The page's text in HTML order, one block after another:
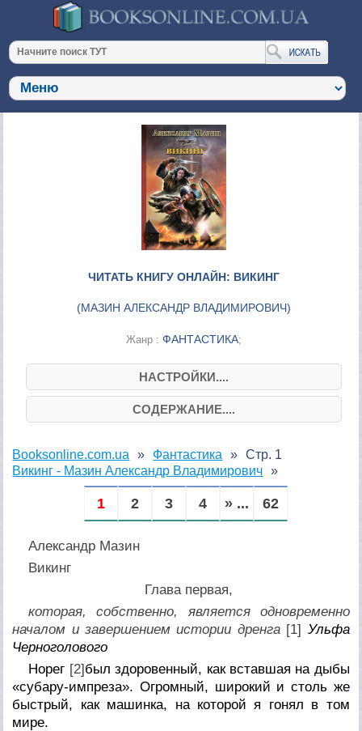
ЧИТАТЬ КНИГУ ОНЛАЙН: ВИКИНГ
(МАЗИН АЛЕКСАНДР ВЛАДИМИРОВИЧ)
Жанр : ФАНТАСТИКА;
НАСТРОЙКИ....
СОДЕРЖАНИЕ....
Booksonline.com.ua
Фантастика
Викинг - Мазин Александр Владимирович
Стр. 1
1 2 3 4 » ... 62
Александр Мазин
Викинг
Глава первая,
которая, собственно, является одновременно
началом и завершением истории дренга [1] Ульфа
Черноголового
Норег [2]был здоровенный, как вставшая на дыбы
«субару-импреза». Огромный, широкий и столь же
быстрый, как машинка, на которой я гонял в том
мире.